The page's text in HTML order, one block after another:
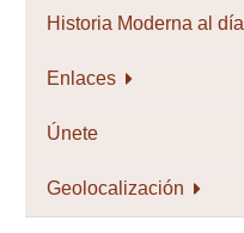
Historia Moderna al día
Enlaces
Únete
Geolocalización